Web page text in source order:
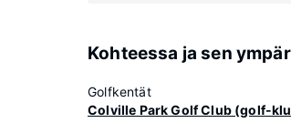
Kohteessa ja sen
Golfkentät
Colville Park Golf Club (golf-